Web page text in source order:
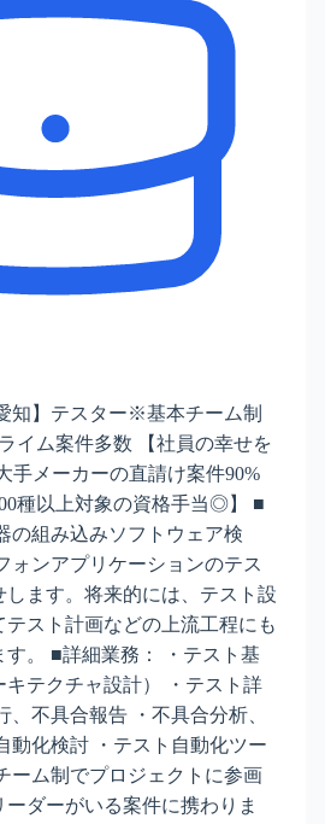
知】テスター※基本チーム制
イム案件多数 【社員の幸せを
手メーカーの直請け案件90%
種以上対象の資格手当◎】 ■
の組み込みソフトウェア検
ォンアプリケーションのテス
します。将来的には、テスト設
スト計画などの上流工程にも
。 ■詳細業務： ・テスト基
テクチャ設計） ・テスト詳
、不具合報告 ・不具合分析、
動化検討 ・テスト自動化ツー
ーム制でプロジェクトに参画
ーダーがいる案件に携わりま